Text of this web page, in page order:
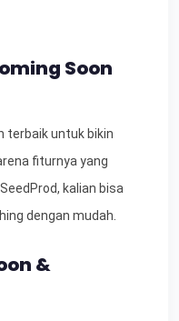
Soon
terbaik untuk bikin
fiturnya yang
kalian bisa
dengan mudah.
&